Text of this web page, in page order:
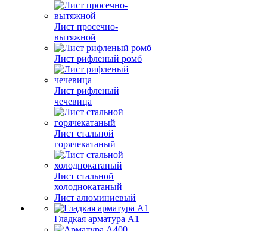
Лист просечно-
вытяжной
Лист рифленый ромб
Лист рифленый
чечевица
Лист стальной
горячекатаный
Лист стальной
холоднокатаный
Лист алюминиевый
Гладкая арматура А1